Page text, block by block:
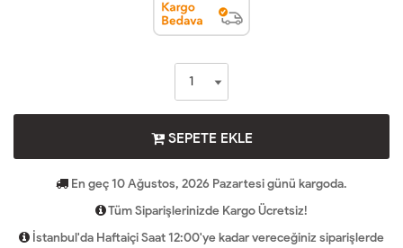
SEPETE EKLE
En geç 10 Ağustos, 2026 Pazartesi günü kargoda.
Tüm Siparişlerinizde Kargo Ücretsiz!
İstanbul'da Haftaiçi Saat 12:00'ye kadar vereceğiniz siparişlerde